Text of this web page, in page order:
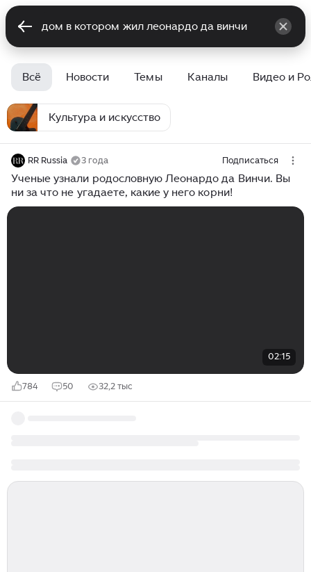
Всё Новости Темы Каналы Видео и
Культура и искусство
RR Russia 3 года Подписаться
Ученые узнали родословную Леонардо да Винчи. Вы
ни за что не угадаете, какие у него корни!
02:15
784 50 32,2 тыс